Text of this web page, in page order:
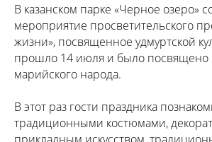
В казанском парке «Черное озеро»
мероприятие просветительского
жизни», посвященное удмуртской
прошло 14 июля и было посвящено
марийского народа.
В этот раз гости праздника
традиционными костюмами,